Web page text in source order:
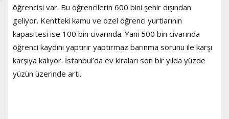
öğrencisi var. Bu öğrencilerin 600 bini şehir dışından
geliyor. Kentteki kamu ve özel öğrenci yurtlarının
kapasitesi ise 100 bin civarında. Yani 500 bin civarında
öğrenci kaydını yaptırır yaptırmaz barınma sorunu ile karşı
karşıya kalıyor. İstanbul’da ev kiraları son bir yılda yüzde
yüzün üzerinde artı.